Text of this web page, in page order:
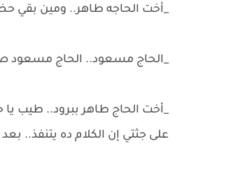
_أخت الحاجه طاهر.. ومين بقي
_الحاج مسعود.. الحاج مسعود
_أخت الحاج طاهر ببرود.. طيب
على جثتي إن الكلام ده يتنفذ..